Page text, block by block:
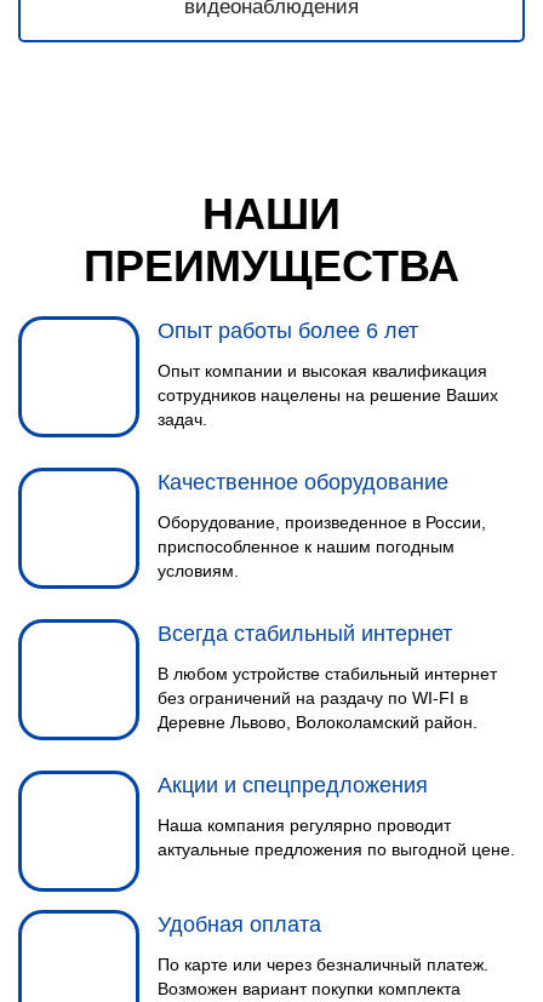
НАШИ
ПРЕИМУЩЕСТВА
Опыт работы более 6 лет
Опыт компании и высокая квалификация
сотрудников нацелены на решение Ваших
задач.
Качественное оборудование
Оборудование, произведенное в России,
приспособленное к нашим погодным
условиям.
Всегда стабильный интернет
В любом устройстве стабильный интернет
без ограничений на раздачу по WI-FI в
Деревне Львово, Волоколамский район.
Акции и спецпредложения
Наша компания регулярно проводит
актуальные предложения по выгодной цене.
Удобная оплата
По карте или через безналичный платеж.
Возможен вариант покупки комплекта